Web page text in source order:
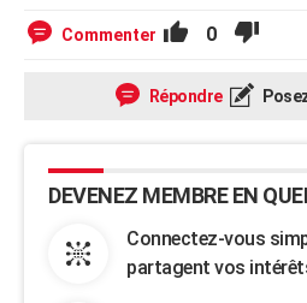
Commenter 0
Répondre
DEVENEZ MEMBRE EN
Connectez-vous
partagent vos